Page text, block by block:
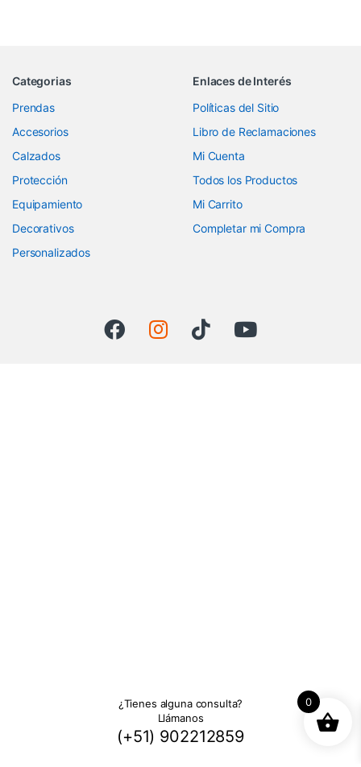
Categorias
Prendas
Accesorios
Calzados
Protección
Equipamiento
Decorativos
Personalizados
Enlaces de Interés
Políticas del Sitio
Libro de Reclamaciones
Mi Cuenta
Todos los Productos
Mi Carrito
Completar mi Compra
¿Tienes alguna consulta?
Llámanos
(+51) 902212859
0